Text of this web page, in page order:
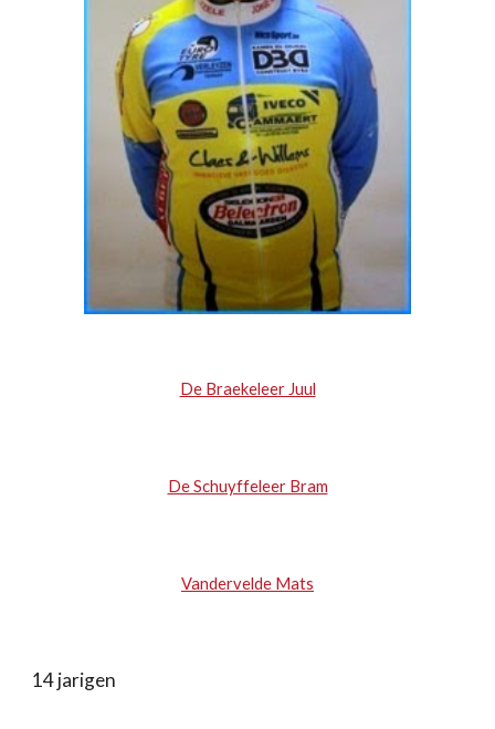
De Braekeleer Juul
De Schuyffeleer Bram
Vandervelde Mats
14 jarigen